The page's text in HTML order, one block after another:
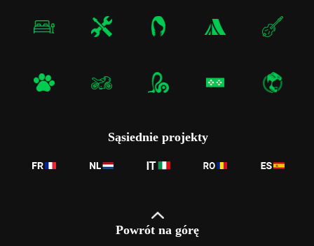
Sąsiednie projekty
Powrót na górę